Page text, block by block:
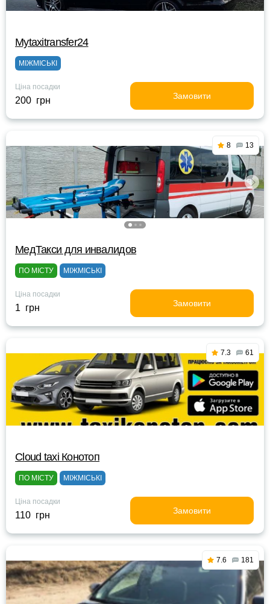
Mytaxitransfer24
МІЖМІСЬКІ
Ціна посадки
200 грн Замовити
8 13
МедТакси для инвалидов
ПО МІСТУ МІЖМІСЬКІ
Ціна посадки
1 грн Замовити
7.3 61
Cloud taxi Конотоп
ПО МІСТУ МІЖМІСЬКІ
Ціна посадки
110 грн Замовити
7.6 181